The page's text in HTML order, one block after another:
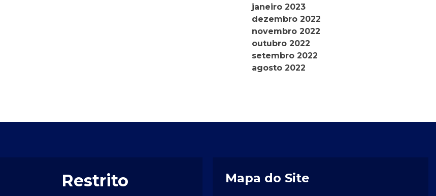
janeiro 2023
dezembro 2022
novembro 2022
outubro 2022
setembro 2022
agosto 2022
Restrito Mapa do Site